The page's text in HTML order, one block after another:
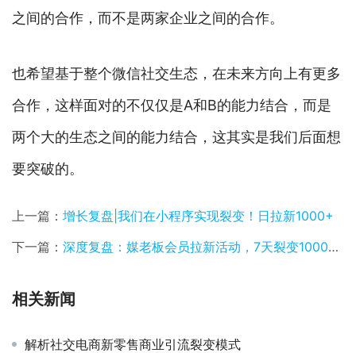
之间的合作，而不是两家企业之间的合作。
也希望基于整个微信社交生态，在未来方向上有更多
合作，这样面对的不仅仅是A和B的能力结合，而是
两个大的生态之间的能力结合，这其实是我们后面想
要突破的。
上一篇： 增长复盘|我们在小程序实现裂变！日拉新1000+
下一篇： 深度复盘：媒老板会员拉新活动，7天裂变10000+人
相关新闻
解析社交电商新零售商业引流裂变模式